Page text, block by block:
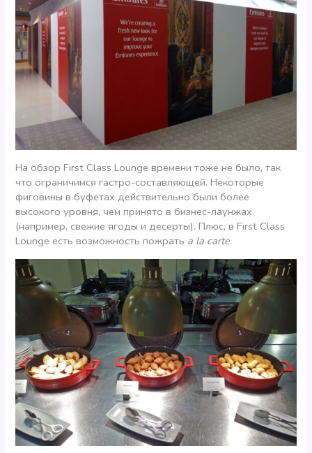
На обзор First Class Lounge времени тоже не было, так
что ограничимся гастро-составляющей. Некоторые
фиговины в буфетах действительно были более
высокого уровня, чем принято в бизнес-лаунжах
(например, свежие ягоды и десерты). Плюс, в First Class
Lounge есть возможность пожрать a la carte.